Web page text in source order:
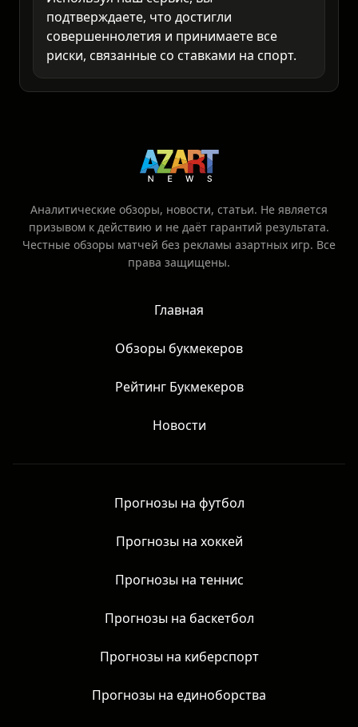
Используя наш сервис, вы
подтверждаете, что достигли
совершеннолетия и принимаете все
риски, связанные со ставками на спорт.
Аналитические обзоры, новости, статьи. Не является
призывом к действию и не даёт гарантий результата.
Главная
Обзоры букмекеров
Рейтинг Букмекеров
Новости
Прогнозы на футбол
Прогнозы на хоккей
Прогнозы на теннис
Прогнозы на баскетбол
Прогнозы на киберспорт